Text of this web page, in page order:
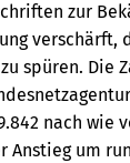
zur
verschärft,
spüren. Die
nach wie
Anstieg um